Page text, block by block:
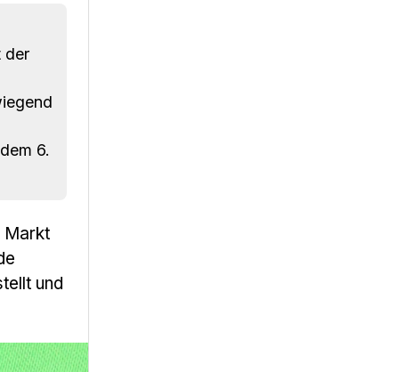
der
6.
Markt
und